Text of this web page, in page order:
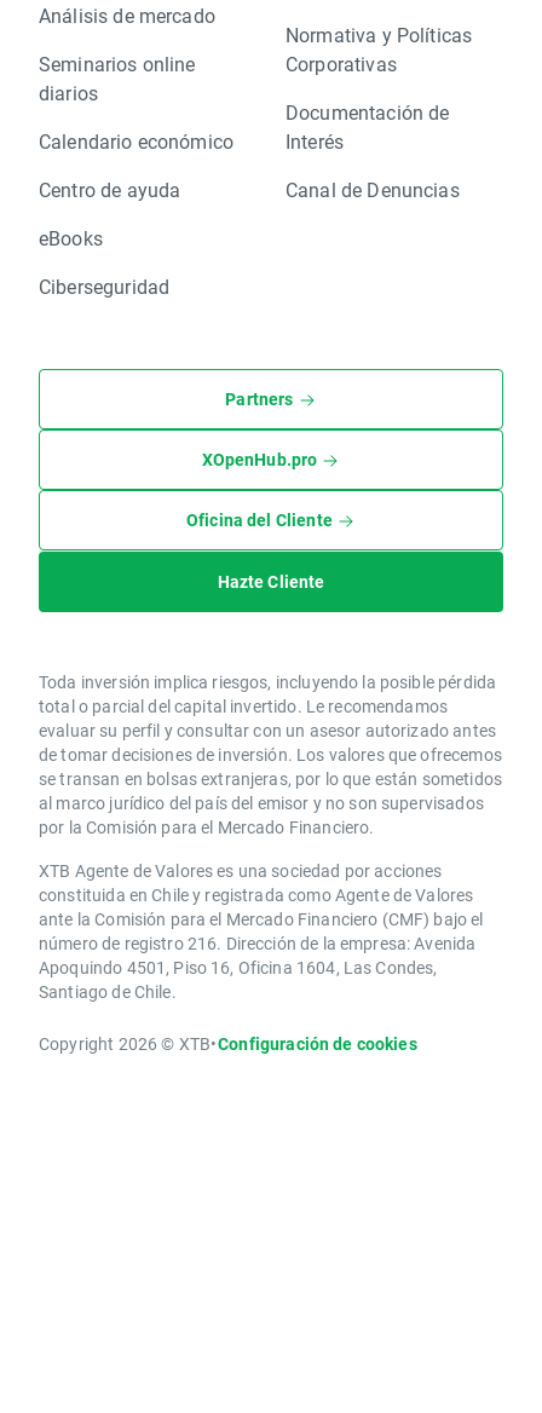
Análisis de mercado
Seminarios online
diarios
Calendario económico
Centro de ayuda
eBooks
Ciberseguridad
Normativa y Políticas
Corporativas
Documentación de
Interés
Canal de Denuncias
Partners
XOpenHub.pro
Oficina del Cliente
Hazte Cliente
Toda inversión implica riesgos, incluyendo la posible pérdida
total o parcial del capital invertido. Le recomendamos
evaluar su perfil y consultar con un asesor autorizado antes
de tomar decisiones de inversión. Los valores que ofrecemos
se transan en bolsas extranjeras, por lo que están sometidos
al marco jurídico del país del emisor y no son supervisados
por la Comisión para el Mercado Financiero.
XTB Agente de Valores es una sociedad por acciones
constituida en Chile y registrada como Agente de Valores
ante la Comisión para el Mercado Financiero (CMF) bajo el
número de registro 216. Dirección de la empresa: Avenida
Apoquindo 4501, Piso 16, Oficina 1604, Las Condes,
Santiago de Chile.
Copyright 2026 © XTB•Configuración de cookies